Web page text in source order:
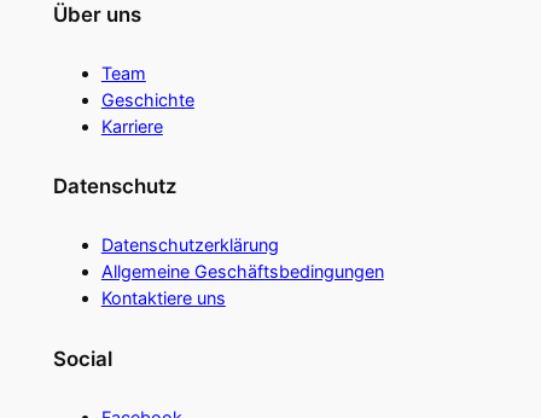
Über uns
Team
Geschichte
Karriere
Datenschutz
Datenschutzerklärung
Allgemeine Geschäftsbedingungen
Kontaktiere uns
Social